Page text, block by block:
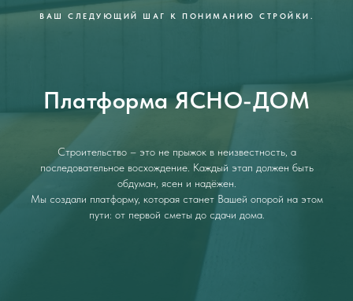
ВАШ СЛЕДУЮЩИЙ ШАГ К ПОНИМАНИЮ СТРОЙКИ.
Платформа ЯСНО-ДОМ
Строительство – это не прыжок в неизвестность, а
последовательное восхождение. Каждый этап должен быть
обдуман, ясен и надёжен.
Мы создали платформу, которая станет Вашей опорой на этом
пути: от первой сметы до сдачи дома.